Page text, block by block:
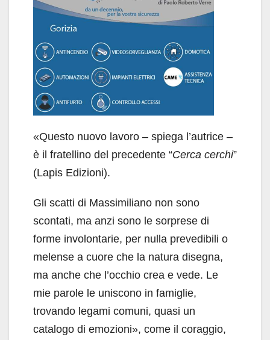
«Questo nuovo lavoro – spiega l’autrice –
è il fratellino del precedente “Cerca cerchi”
(Lapis Edizioni).
Gli scatti di Massimiliano non sono
scontati, ma anzi sono le sorprese di
forme involontarie, per nulla prevedibili o
melense a cuore che la natura disegna,
ma anche che l’occhio crea e vede. Le
mie parole le uniscono in famiglie,
trovando legami comuni, quasi un
catalogo di emozioni», come il coraggio,